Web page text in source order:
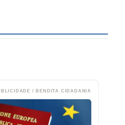
/ BENDITA CIDADANIA